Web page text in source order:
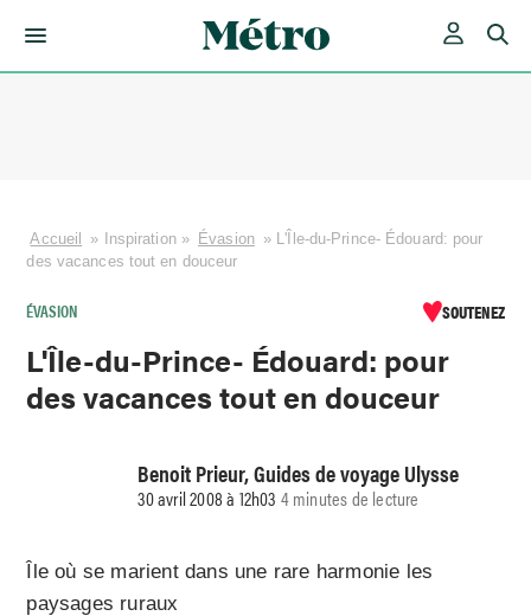
Accueil » Inspiration» Évasion » L'Île-du-Prince- Édouard: pour
des vacances tout en douceur
ÉVASION SOUTENEZ
L'Île-du-Prince- Édouard: pour
des vacances tout en douceur
Benoit Prieur, Guides de voyage Ulysse
30 avril 2008 à 12h03 4 minutes de lecture
Île où se marient dans une rare harmonie les
paysages ruraux